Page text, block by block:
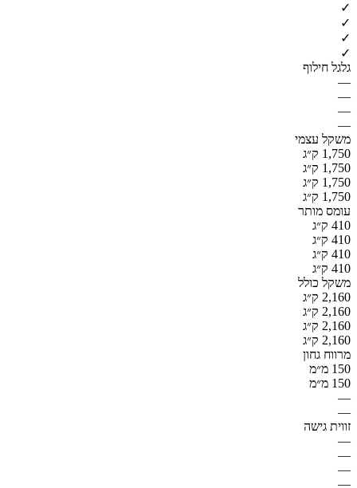
✓
✓
✓
✓
גלגל חילוף
—
—
—
—
משקל עצמי
1,750 ק״ג
1,750 ק״ג
1,750 ק״ג
1,750 ק״ג
עומס מותר
410 ק״ג
410 ק״ג
410 ק״ג
410 ק״ג
משקל כולל
2,160 ק״ג
2,160 ק״ג
2,160 ק״ג
2,160 ק״ג
מרווח גחון
150 מ״מ
150 מ״מ
—
—
זווית גישה
—
—
—
—